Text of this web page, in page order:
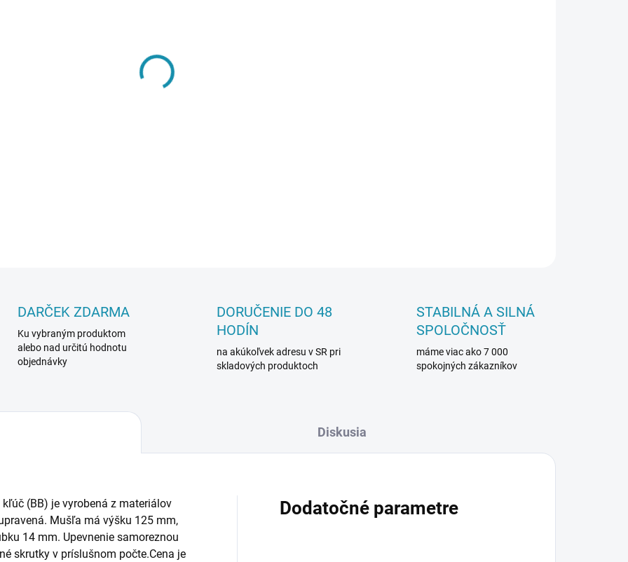
DETAILNÉ INFORMÁCIE
DARČEK ZDARMA
Ku vybraným produktom
alebo nad určitú hodnotu
objednávky
DORUČENIE DO 48
HODÍN
na akúkoľvek adresu v SR pri
skladových produktoch
STABILNÁ A SILNÁ
SPOLOČNOSŤ
máme viac ako 7 000
spokojných zákazníkov
Diskusia
(BB) je vyrobená z materiálov
Mušľa má výšku 125 mm,
14 mm. Upevnenie samoreznou
skrutky v príslušnom počte.Cena je
Dodatočné parametre